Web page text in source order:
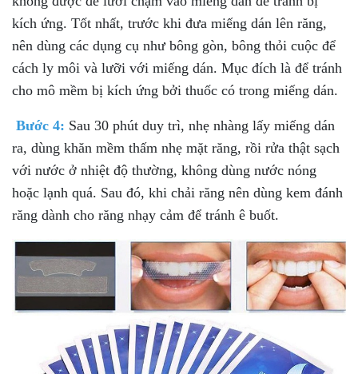
kích ứng. Tốt nhất, trước khi đưa miếng dán lên răng,
nên dùng các dụng cụ như bông gòn, bông thỏi cuộc để
cách ly môi và lưỡi với miếng dán. Mục đích là để tránh
cho mô mềm bị kích ứng bởi thuốc có trong miếng dán.
Bước 4: Sau 30 phút duy trì, nhẹ nhàng lấy miếng dán
ra, dùng khăn mềm thấm nhẹ mặt răng, rồi rửa thật sạch
với nước ở nhiệt độ thường, không dùng nước nóng
hoặc lạnh quá. Sau đó, khi chải răng nên dùng kem đánh
răng dành cho răng nhạy cảm để tránh ê buốt.